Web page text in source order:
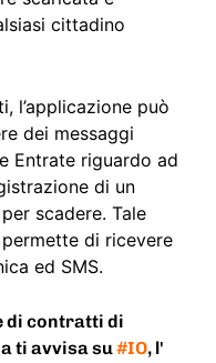
cittadino
l’applicazione può
dei messaggi
Entrate riguardo ad
di un
scadere. Tale
di ricevere
ed SMS.
di contratti di
ti avvisa su#IO, l'